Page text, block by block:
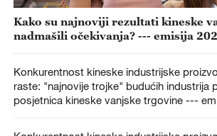
Kako su najnoviji rezultati kineske
nadmašili očekivanja? --- emisija
Konkurentnost kineske industrijske
raste: "najnovije trojke" budućih industrija
posjetnica kineske vanjske trgovine ---